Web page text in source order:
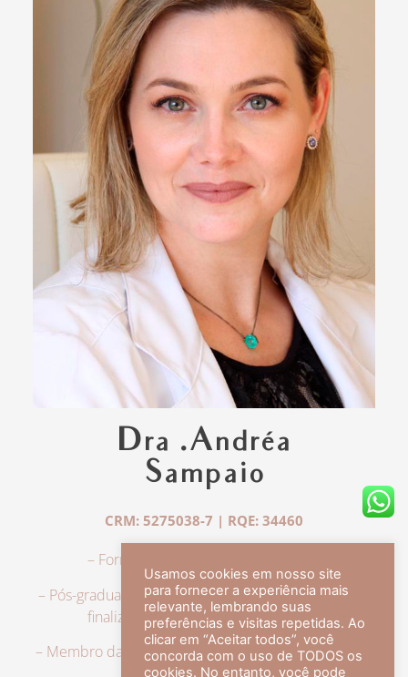
Dra .Andréa
Sampaio
CRM: 5275038-7 | RQE: 34460
– Formação em Medicina pela UFRJ.
– Pós-graduação em Dermatologia pela UFRJ, tendo
finalizado a especialização em 2007.
– Membro da Sociedade Brasileira de Dermatologia,
Usamos cookies em nosso site
para fornecer a experiência mais
relevante, lembrando suas
preferências e visitas repetidas. Ao
clicar em “Aceitar todos”, você
concorda com o uso de TODOS os
cookies. No entanto, você pode